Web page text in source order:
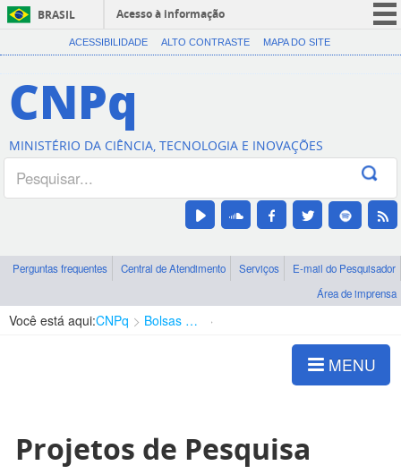
BRASIL
Acesso à informação
CORONAVÍRUS (COVID-19)
Canais
ACESSIBILIDADE ALTO CONTRASTE MAPA DO SITE
CNPq
MINISTÉRIO DA CIÊNCIA, TECNOLOGIA E INOVAÇÕES
Perguntas frequentes Central de Atendimento Serviços
E-mail do Pesquisador
Área de imprensa
Você está aqui:CNPq Bolsas e Auxílios Vigentes
MENU
Projetos de Pesquisa